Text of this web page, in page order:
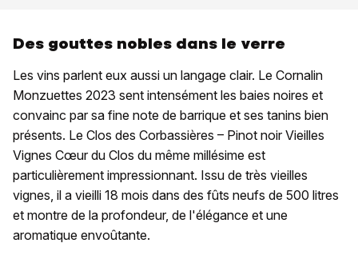
Des gouttes nobles dans le verre
Les vins parlent eux aussi un langage clair. Le Cornalin
Monzuettes 2023 sent intensément les baies noires et
convainc par sa fine note de barrique et ses tanins bien
présents. Le Clos des Corbassières – Pinot noir Vieilles
Vignes Cœur du Clos du même millésime est
particulièrement impressionnant. Issu de très vieilles
vignes, il a vieilli 18 mois dans des fûts neufs de 500 litres
et montre de la profondeur, de l'élégance et une
aromatique envoûtante.